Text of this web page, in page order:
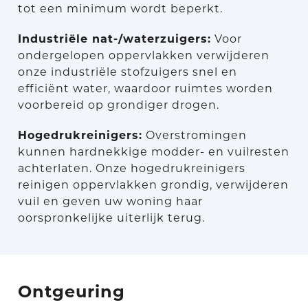
tot een minimum wordt beperkt.
Industriële nat-/waterzuigers: Voor
ondergelopen oppervlakken verwijderen
onze industriële stofzuigers snel en
efficiënt water, waardoor ruimtes worden
voorbereid op grondiger drogen.
Hogedrukreinigers: Overstromingen
kunnen hardnekkige modder- en vuilresten
achterlaten. Onze hogedrukreinigers
reinigen oppervlakken grondig, verwijderen
vuil en geven uw woning haar
oorspronkelijke uiterlijk terug.
Ontgeuring